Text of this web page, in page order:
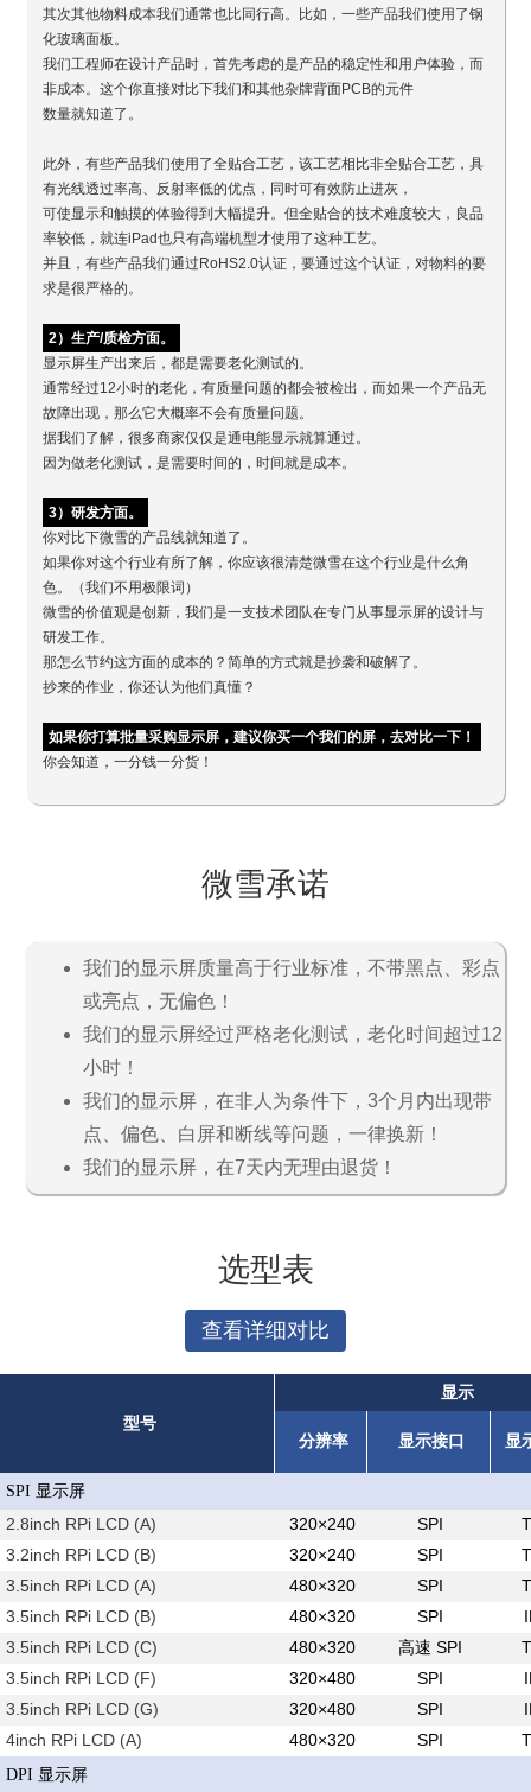
其次其他物料成本我们通常也比同行高。比如，一些产品我们使用了钢
化玻璃面板。
我们工程师在设计产品时，首先考虑的是产品的稳定性和用户体验，而
非成本。这个你直接对比下我们和其他杂牌背面PCB的元件
数量就知道了。
此外，有些产品我们使用了全贴合工艺，该工艺相比非全贴合工艺，具
有光线透过率高、反射率低的优点，同时可有效防止进灰，
可使显示和触摸的体验得到大幅提升。但全贴合的技术难度较大，良品
率较低，就连iPad也只有高端机型才使用了这种工艺。
并且，有些产品我们通过RoHS2.0认证，要通过这个认证，对物料的要
求是很严格的。
2）生产/质检方面。
显示屏生产出来后，都是需要老化测试的。
通常经过12小时的老化，有质量问题的都会被检出，而如果一个产品无
故障出现，那么它大概率不会有质量问题。
据我们了解，很多商家仅仅是通电能显示就算通过。
因为做老化测试，是需要时间的，时间就是成本。
3）研发方面。
你对比下微雪的产品线就知道了。
如果你对这个行业有所了解，你应该很清楚微雪在这个行业是什么角
色。（我们不用极限词）
微雪的价值观是创新，我们是一支技术团队在专门从事显示屏的设计与
研发工作。
那怎么节约这方面的成本的？简单的方式就是抄袭和破解了。
抄来的作业，你还认为他们真懂？
如果你打算批量采购显示屏，建议你买一个我们的屏，去对比一下！
你会知道，一分钱一分货！
微雪承诺
我们的显示屏质量高于行业标准，不带黑点、彩点
或亮点，无偏色！
我们的显示屏经过严格老化测试，老化时间超过12
小时！
我们的显示屏，在非人为条件下，3个月内出现带
点、偏色、白屏和断线等问题，一律换新！
我们的显示屏，在7天内无理由退货！
选型表
查看详细对比
型号
显示
分辨率 显示接口 显
SPI 显示屏
2.8inch RPi LCD (A)
320×240 SPI
3.2inch RPi LCD (B)
320×240 SPI
3.5inch RPi LCD (A)
480×320 SPI
3.5inch RPi LCD (B)
480×320 SPI
3.5inch RPi LCD (C)
480×320 高速 SPI
3.5inch RPi LCD (F)
320×480 SPI
3.5inch RPi LCD (G)
320×480 SPI
4inch RPi LCD (A)
480×320 SPI
DPI 显示屏